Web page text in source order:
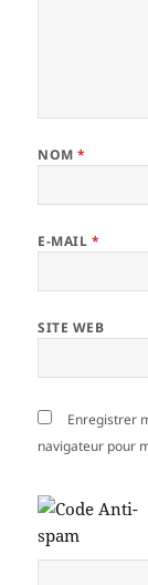
NOM*
E-MAIL *
SITE WEB
Enregistrer
navigateur pour